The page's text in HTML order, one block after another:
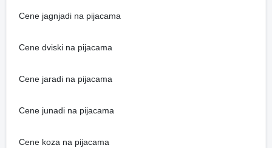
Cene jagnjadi na pijacama
Cene dviski na pijacama
Cene jaradi na pijacama
Cene junadi na pijacama
Cene koza na pijacama